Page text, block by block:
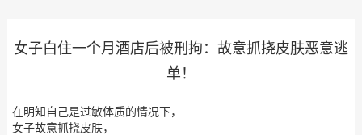
女子白住一个月酒店后被刑拘：故意抓挠皮肤恶意逃
单！
在明知自己是过敏体质的情况下，
女子故意抓挠皮肤，